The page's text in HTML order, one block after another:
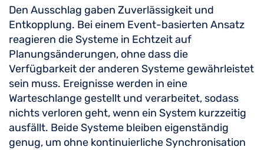
Den Ausschlag gaben Zuverlässigkeit und
Entkopplung. Bei einem Event-basierten Ansatz
reagieren die Systeme in Echtzeit auf
Planungsänderungen, ohne dass die
Verfügbarkeit der anderen Systeme gewährleistet
sein muss. Ereignisse werden in eine
Warteschlange gestellt und verarbeitet, sodass
nichts verloren geht, wenn ein System kurzzeitig
ausfällt. Beide Systeme bleiben eigenständig
genug, um ohne kontinuierliche Synchronisation